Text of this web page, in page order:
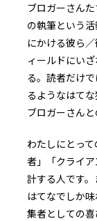
ブロガーさん
の執筆という
にかける彼ら
ィールドにい
る――。読者だ
るようなはて
ブロガーさんと
わたしにとっ
者」「クライ
計する人です。
はてなでしか
集者としての喜